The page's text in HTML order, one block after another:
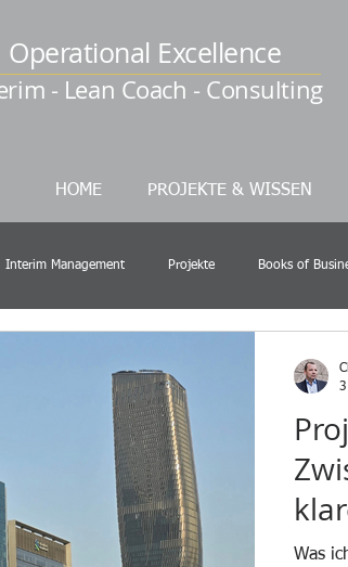
Operational Excellence
- Lean Coach - Consulting
HOME PROJEKTE & WISSEN
Interim Management Projekte Books of
Was